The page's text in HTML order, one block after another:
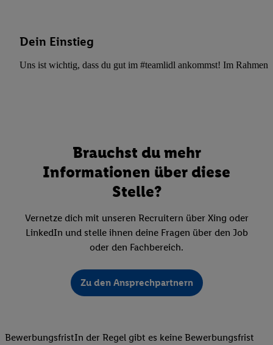
Dein Einstieg
Uns ist wichtig, dass du gut im #teamlidl ankommst! Im Rahmen
Brauchst du mehr
Informationen über diese
Stelle?
Vernetze dich mit unseren Recruitern über Xing oder
LinkedIn und stelle ihnen deine Fragen über den Job
oder den Fachbereich.
Zu den Ansprechpartnern
BewerbungsfristIn der Regel gibt es keine Bewerbungsfrist